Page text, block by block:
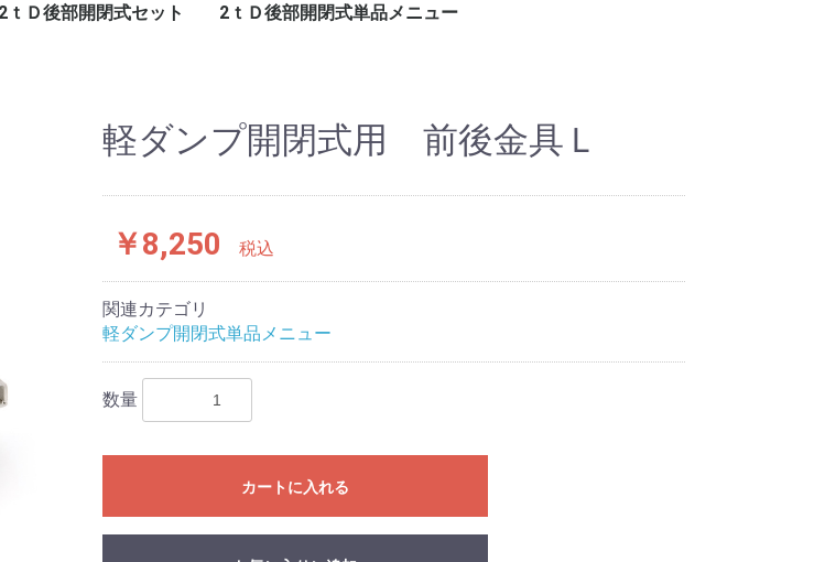
2ｔＤ後部開閉式セット 2ｔＤ後部開閉式単品メニュー
軽ダンプ開閉式用 前後金具Ｌ
￥8,250 税込
関連カテゴリ
軽ダンプ開閉式単品メニュー
数量
カートに入れる
カートへ進む